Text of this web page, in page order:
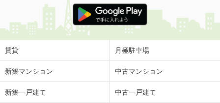
賃貸 月極駐車場
新築マンション 中古マンション
新築一戸建て 中古一戸建て